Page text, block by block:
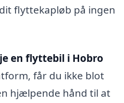
flyttekapløb på ingen
en flyttebil i Hobro
får du ikke blot
hjælpende hånd til at